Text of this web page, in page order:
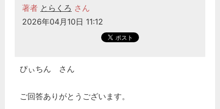
著者 とらくろ さん
2026年04月10日 11:12
ぴぃちん さん
ご回答ありがとうございます。